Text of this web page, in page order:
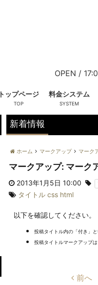
OPEN /
トップページ 料金システム
新着情報
ホーム マークアップ マーク
マークアップ: マーク
2013年1月5日 10:00
タイトル css html
以下を確認してください。
投稿タイトル内の「付き」
投稿タイトルマークアップ
前へ
T158 B86 (D)
OL系
お姉